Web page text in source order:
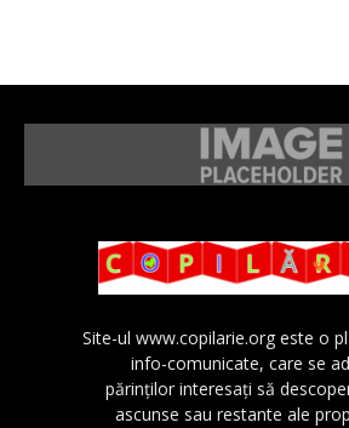
Site-ul www.copilarie.org este o
info-comunicate, care se
părinţilor interesaţi să
ascunse sau restante ale